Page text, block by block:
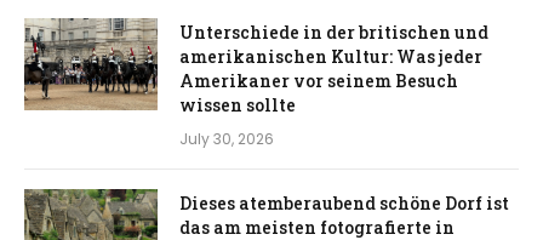
Unterschiede in der britischen und
amerikanischen Kultur: Was jeder
Amerikaner vor seinem Besuch
wissen sollte
July 30, 2026
Dieses atemberaubend schöne Dorf ist
das am meisten fotografierte in